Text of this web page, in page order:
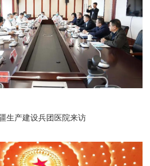
生产建设兵团医院来访